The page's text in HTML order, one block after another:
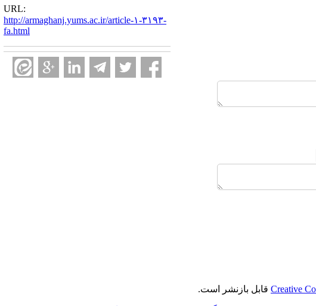
URL:
http://armaghanj.yums.ac.ir/article-۱-۳۱۹۳-
fa.html
Creative قابل بازنشر است.